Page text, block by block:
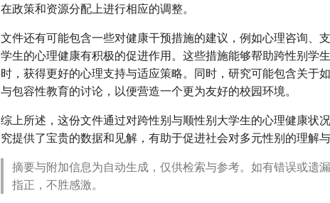
在政策和资源分配上进行相应的调整。
文件还有可能包含一些对健康干预措施的建议，例如心理咨询、
学生的心理健康有积极的促进作用。这些措施能够帮助跨性别学
时，获得更好的心理支持与适应策略。同时，研究可能包含关于
与包容性教育的讨论，以便营造一个更为友好的校园环境。
综上所述，这份文件通过对跨性别与顺性别大学生的心理健康状
究提供了宝贵的数据和见解，有助于促进社会对多元性别的理解与
摘要与附加信息为自动生成，仅供检索与参考。如有错误或遗
指正，不胜感激。